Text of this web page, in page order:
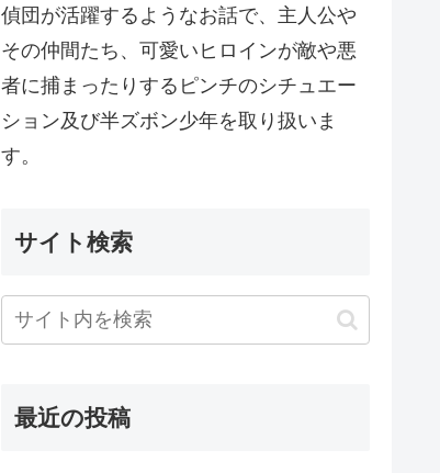
偵団が活躍するようなお話で、主人公や
その仲間たち、可愛いヒロインが敵や悪
者に捕まったりするピンチのシチュエー
ション及び半ズボン少年を取り扱いま
す。
サイト検索
最近の投稿